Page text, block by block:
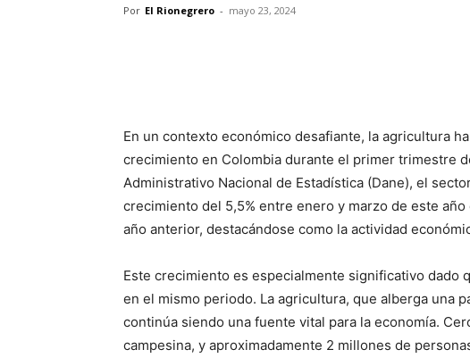
Por El Rionegrero - mayo 23, 2024
En un contexto económico desafiante, la agricultura
crecimiento en Colombia durante el primer trimestre
Administrativo Nacional de Estadística (Dane), el
crecimiento del 5,5% entre enero y marzo de este
año anterior, destacándose como la actividad
Este crecimiento es especialmente significativo dado
en el mismo periodo. La agricultura, que alberga una
continúa siendo una fuente vital para la economía.
campesina, y aproximadamente 2 millones de